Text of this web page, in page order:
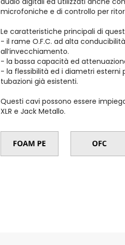
microfoniche e di controllo per
Le caratteristiche principali di
- il rame O.F.C. ad alta
all’invecchiamento.
- la bassa capacità ed
- la flessibilità ed i diametri esterni
tubazioni già esistenti.
Questi cavi possono essere
XLR e Jack Metallo.